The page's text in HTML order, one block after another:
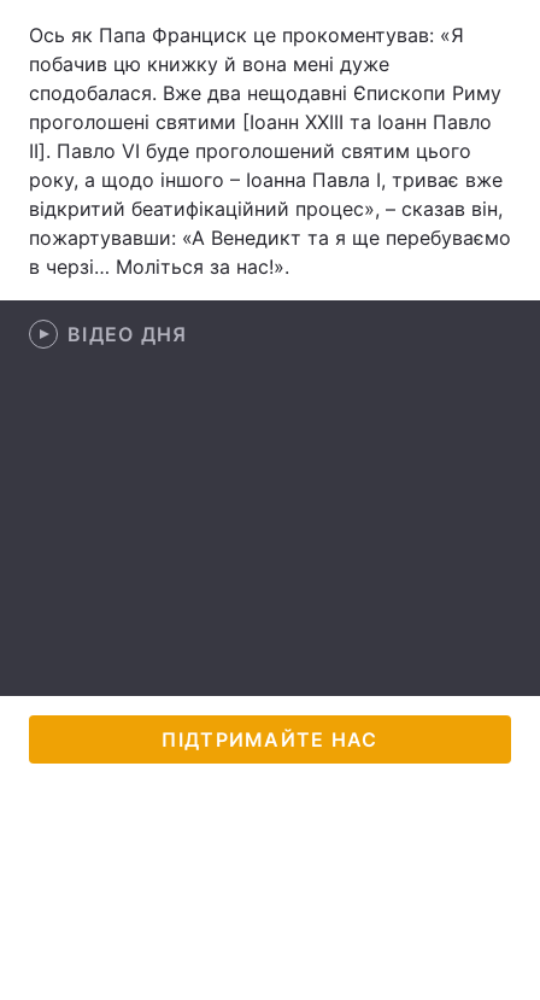
Спорт Наука
Техно і зв'язок Лайт
Зброя Інциденти
Цікавинки
Екологія
Ось як Папа Франциск це прокоментував: «Я
побачив цю книжку й вона мені дуже
сподобалася. Вже два нещодавні Єпископи Риму
проголошені святими [Іоанн XXIII та Іоанн Павло
II]. Павло VI буде проголошений святим цього
року, а щодо іншого – Іоанна Павла І, триває вже
відкритий беатифікаційний процес», – сказав він,
пожартувавши: «А Венедикт та я ще перебуваємо
в черзі… Моліться за нас!».
ВІДЕО ДНЯ
ПІДТРИМАЙТЕ НАС